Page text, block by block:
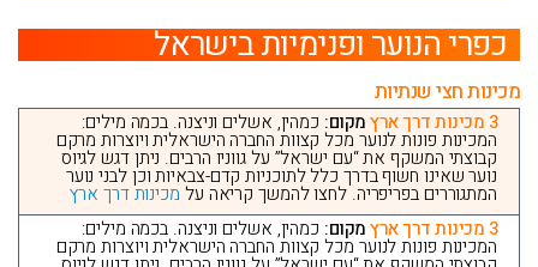
כפרי הנוער ופנימיות בישראל
מכינות חצי שנתיות
3 מכינות דרך ארץ מקום: כמהין, אשלים וניצנה. בכמה מילים:
המכינות פונות לנוער מכל קצוות החברה הישראלית ויוצרות מרקם
קבוצתי המשקף את “עם ישראל” על גווניו הרבים. ניתן דגש לגיוס
נוער שאינו חשוף בדרך כלל לתוכניות קדם-צבאיות וכן לבני נוער
המתגוררים בפריפריה. לחצו להמשך קריאה על מכינות דרך ארץ
3 מכינות דרך ארץ
מקום: כמהין, אשלים וניצנה. בכמה מילים:
המכינות פונות לנוער מכל קצוות החברה הישראלית ויוצרות מרקם